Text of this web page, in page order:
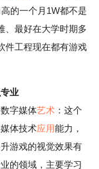
的一个月1W都不是
、最好在大学时期多
件工程现在都有游戏
业
字媒体艺术 ：这个
体技术应用能力，
游戏的视觉效果有
的领域，主要学习